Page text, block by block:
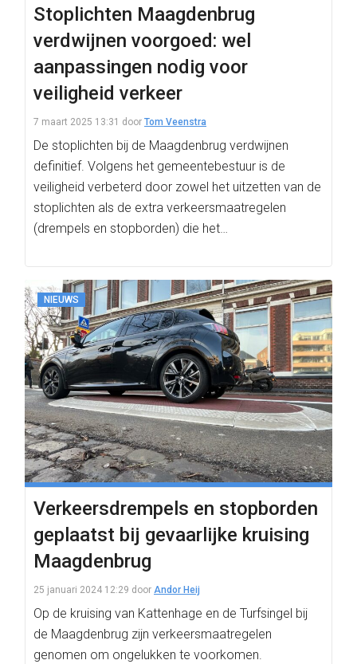
Stoplichten Maagdenbrug
verdwijnen voorgoed: wel
aanpassingen nodig voor
veiligheid verkeer
7 maart 2025 13:31 door Tom Veenstra
De stoplichten bij de Maagdenbrug verdwijnen
definitief. Volgens het gemeentebestuur is de
veiligheid verbeterd door zowel het uitzetten van de
stoplichten als de extra verkeersmaatregelen
(drempels en stopborden) die het…
NIEUWS
Verkeersdrempels en stopborden
geplaatst bij gevaarlijke kruising
Maagdenbrug
25 januari 2024 12:29 door Andor Heij
Op de kruising van Kattenhage en de Turfsingel bij
de Maagdenbrug zijn verkeersmaatregelen
genomen om ongelukken te voorkomen.